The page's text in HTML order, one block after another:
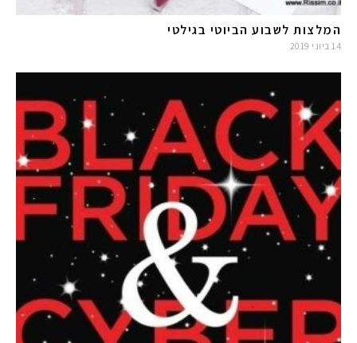
המלצות לשבוע הביוטי בגילטי
14 ביוני 2019